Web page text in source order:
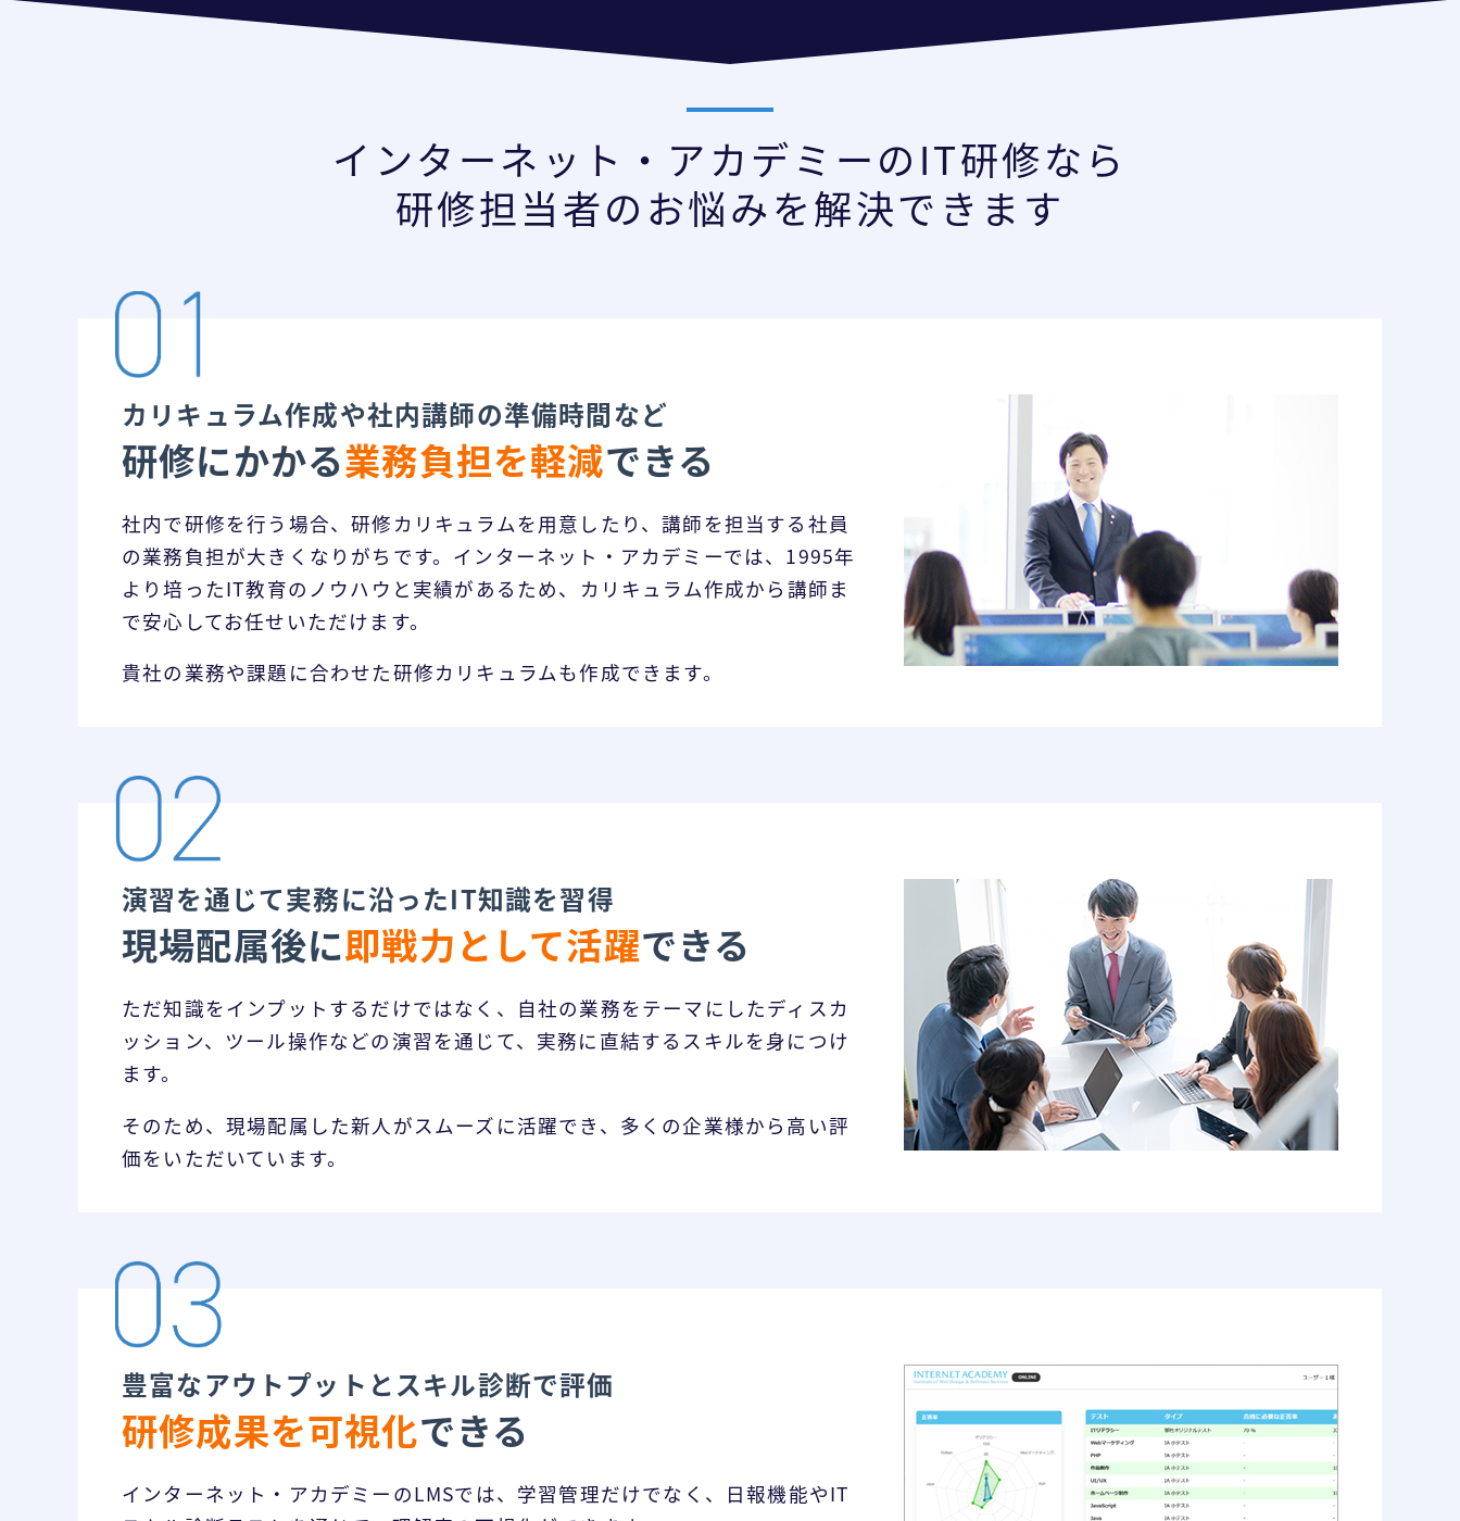
インターネット・アカデミーのIT研修なら
研修担当者のお悩みを解決できます
カリキュラム作成や社内講師の準備時間など
研修にかかる業務負担を軽減できる
社内で研修を行う場合、研修カリキュラムを用意したり、講師を担当する社員
の業務負担が大きくなりがちです。インターネット・アカデミーでは、1995年
より培ったIT教育のノウハウと実績があるため、カリキュラム作成から講師ま
で安心してお任せいただけます。
貴社の業務や課題に合わせた研修カリキュラムも作成できます。
演習を通じて実務に沿ったIT知識を習得
現場配属後に即戦力として活躍できる
ただ知識をインプットするだけではなく、自社の業務をテーマにしたディスカ
ッション、ツール操作などの演習を通じて、実務に直結するスキルを身につけ
ます。
そのため、現場配属した新人がスムーズに活躍でき、多くの企業様から高い評
価をいただいています。
豊富なアウトプットとスキル診断で評価
研修成果を可視化できる
インターネット・アカデミーのLMSでは、学習管理だけでなく、日報機能やIT